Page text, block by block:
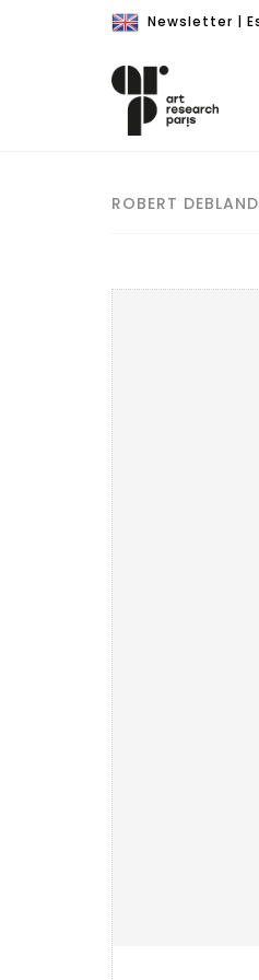
Newsletter |
ROBERT